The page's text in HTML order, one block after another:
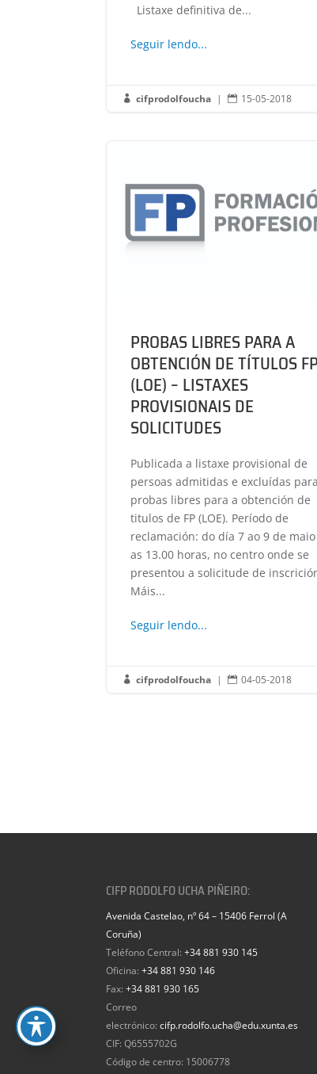
Listaxe definitiva de...
Seguir lendo...
 cifprodolfoucha |  15-05-2018
PROBAS LIBRES PARA A
OBTENCIÓN DE TÍTULOS FP
(LOE) – LISTAXES
PROVISIONAIS DE
SOLICITUDES
Publicada a listaxe provisional de
persoas admitidas e excluídas
probas libres para a obtención de
titulos de FP (LOE). Período de
reclamación: do día 7 ao 9 de
as 13.00 horas, no centro onde se
presentou a solicitude de
Máis...
Seguir lendo...
 cifprodolfoucha |  04-05-2018
CIFP RODOLFO UCHA PIÑEIRO:
Avenida Castelao, nº 64 – 15406 Ferrol (A
Coruña)
Teléfono Central:+34 881 930 145
Oficina:+34 881 930 146
Fax:+34 881 930 165
Correo
electrónico:cifp.rodolfo.ucha@edu.xunta.es
CIF: Q6555702G
Código de centro: 15006778